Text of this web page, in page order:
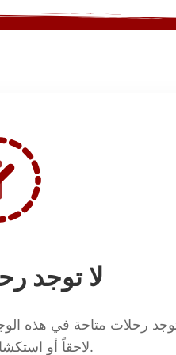
لا توجد
رحلات متاحة في هذه
لاحقاً أو استكشاف وجهات أخرى.